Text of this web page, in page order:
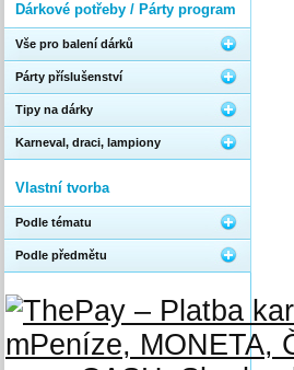
Dárkové potřeby / Párty program
Vše pro balení dárků
Párty příslušenství
Tipy na dárky
Karneval, draci, lampiony
Vlastní tvorba
Podle tématu
Podle předmětu